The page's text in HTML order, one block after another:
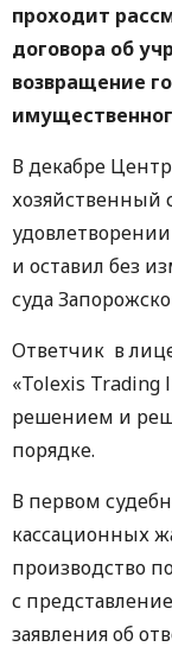
проходит
договора об
возвращение
В декабре
хозяйственный
и оставил без
суда
Ответчик в
«Tolexis Trading
решением и
порядке.
В первом
кассационных
производство
с
заявления об